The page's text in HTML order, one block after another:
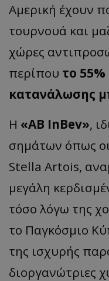
Αμερική έχουν
τουρνουά και
χώρες
περίπου το
κατανάλωσης
Η «AB InBev»,
σημάτων όπως
Stella Artois,
μεγάλη
τόσο λόγω της
το Παγκόσμιο
της ισχυρής
διοργανώτριες